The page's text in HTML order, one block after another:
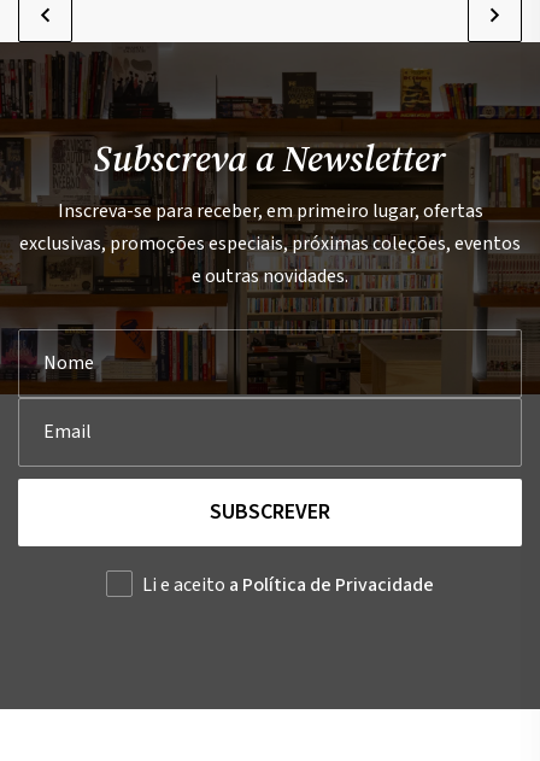
Subscreva a Newsletter
Inscreva-se para receber, em primeiro lugar, ofertas
exclusivas, promoções especiais, próximas coleções, eventos
e outras novidades.
SUBSCREVER
Li e aceito a Política de Privacidade